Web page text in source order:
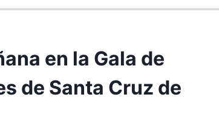
en la Gala de
de Santa Cruz de